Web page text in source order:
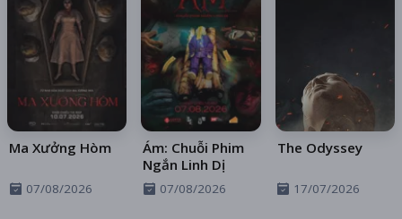
Ma Xưởng Hòm
07/08/2026
Ám: Chuỗi Phim
Ngắn Linh Dị
07/08/2026
The Odyssey
17/07/2026